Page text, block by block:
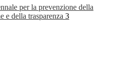
per la prevenzione della
e della trasparenza 3